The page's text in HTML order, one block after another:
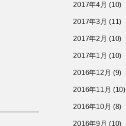
2017年4月 (10)
2017年3月 (11)
2017年2月 (10)
2017年1月 (10)
2016年12月 (9)
2016年11月 (10)
2016年10月 (8)
2016年9月 (10)